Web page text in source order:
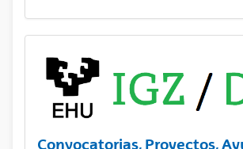
Convocatorias, Proyectos,